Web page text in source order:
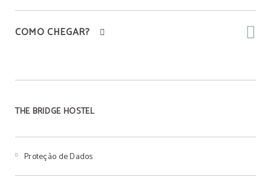
COMO CHEGAR?
THE BRIDGE HOSTEL
Proteção de Dados